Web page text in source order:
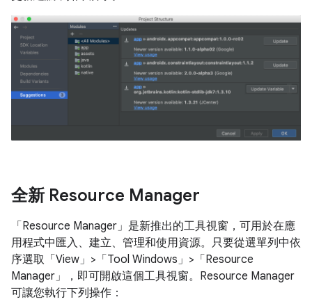
全新 Resource Manager
「Resource Manager」是新推出的工具視窗，可用於在應
用程式中匯入、建立、管理和使用資源。只要從選單列中依
序選取「View」>「Tool Windows」>「Resource
Manager」，即可開啟這個工具視窗。 Resource Manager
可讓您執行下列操作：